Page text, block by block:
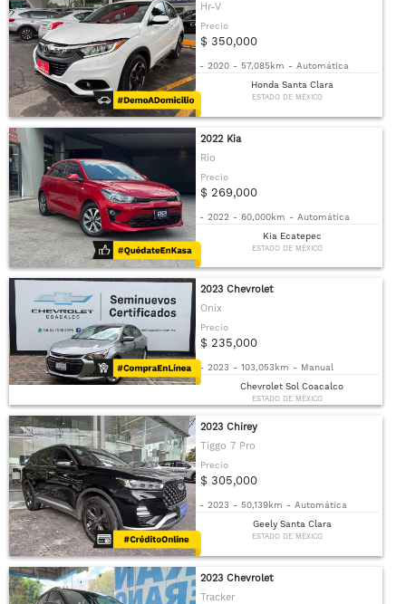
Hr-V
Precio
$ 350,000
- 2020 - 57,085km - Automática
Honda Santa Clara
ESTADO DE MÉXICO
2022 Kia
Rio
Precio
$ 269,000
- 2022 - 60,000km - Automática
Kia Ecatepec
ESTADO DE MÉXICO
2023 Chevrolet
Onix
Precio
$ 235,000
- 2023 - 103,053km - Manual
Chevrolet Sol Coacalco
ESTADO DE MÉXICO
2023 Chirey
Tiggo 7 Pro
Precio
$ 305,000
- 2023 - 50,139km - Automática
Geely Santa Clara
ESTADO DE MÉXICO
2023 Chevrolet
Tracker